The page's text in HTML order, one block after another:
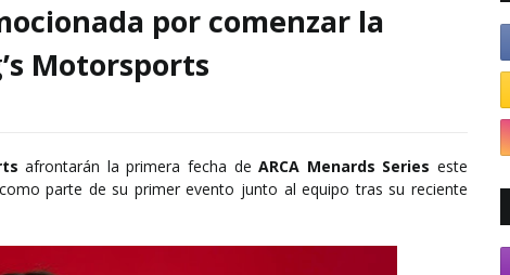
por comenzar la
Motorsports
afrontarán la primera fecha deARCA Menards Series este
parte de su primer evento junto al equipo tras su reciente